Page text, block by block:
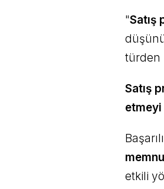
"Satış
türden
Satış
etkili